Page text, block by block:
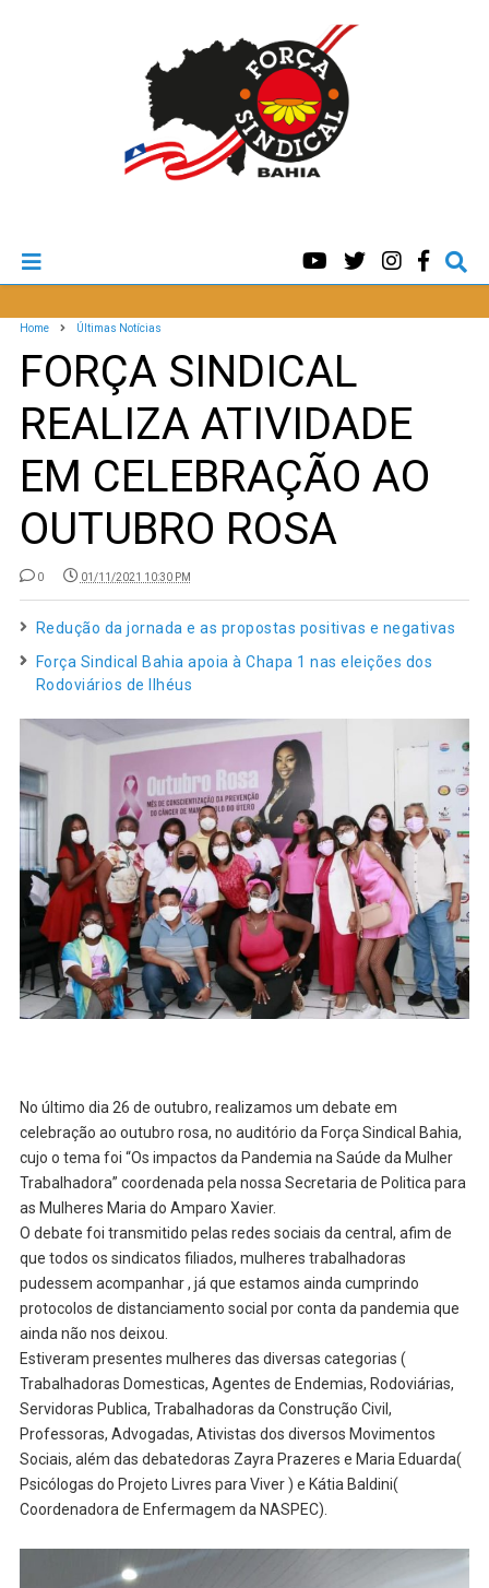
Home Últimas Notícias
FORÇA SINDICAL
REALIZA ATIVIDADE
EM CELEBRAÇÃO AO
OUTUBRO ROSA
0 01/11/2021 10:30 PM
Redução da jornada e as propostas positivas e negativas
Força Sindical Bahia apoia à Chapa 1 nas eleições dos
Rodoviários de Ilhéus
No último dia 26 de outubro, realizamos um debate em
celebração ao outubro rosa, no auditório da Força Sindical Bahia,
cujo o tema foi “Os impactos da Pandemia na Saúde da Mulher
Trabalhadora” coordenada pela nossa Secretaria de Politica para
as Mulheres Maria do Amparo Xavier.
O debate foi transmitido pelas redes sociais da central, afim de
que todos os sindicatos filiados, mulheres trabalhadoras
pudessem acompanhar , já que estamos ainda cumprindo
protocolos de distanciamento social por conta da pandemia que
ainda não nos deixou.
Estiveram presentes mulheres das diversas categorias (
Trabalhadoras Domesticas, Agentes de Endemias, Rodoviárias,
Servidoras Publica, Trabalhadoras da Construção Civil,
Professoras, Advogadas, Ativistas dos diversos Movimentos
Sociais, além das debatedoras Zayra Prazeres e Maria Eduarda(
Psicólogas do Projeto Livres para Viver ) e Kátia Baldini(
Coordenadora de Enfermagem da NASPEC).